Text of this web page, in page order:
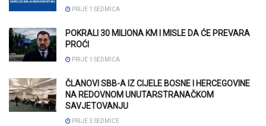
PRIJE 1 SEDMICA
POKRALI 30 MILIONA KM I MISLE DA ĆE PREVARA
PROĆI
PRIJE 1 SEDMICA
ČLANOVI SBB-A IZ CIJELE BOSNE I HERCEGOVINE
NA REDOVNOM UNUTARSTRANAČKOM
SAVJETOVANJU
PRIJE 3 SEDMICE